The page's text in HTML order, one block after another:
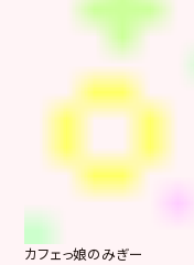
カフェっ娘のみぎー